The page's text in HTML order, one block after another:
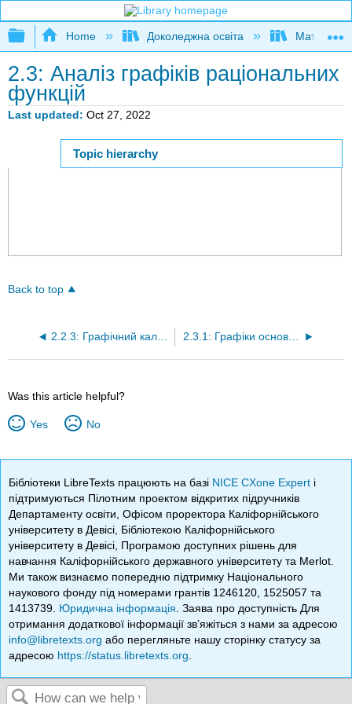
Expand/collapse global hierarchy
Home Доколеджна освіта
2.3: Аналіз графіків раціональних
функцій
Last updated Oct 27, 2022
Page ID
Topic hierarchy
Back to top
2.2.3: Графічний калькулятор для аналізу поліноміальних функцій 2.3.1: Графіки основних раціональних функцій
Was this article helpful?
Yes No
Бібліотеки LibreTexts працюють на базі NICE CXone Expert і
підтримуються Пілотним проектом відкритих підручників
Департаменту освіти, Офісом проректора Каліфорнійського
університету в Девісі, Бібліотекою Каліфорнійського
університету в Девісі, Програмою доступних рішень для
навчання Каліфорнійського державного університету та Merlot.
Ми також визнаємо попередню підтримку Національного
наукового фонду під номерами грантів 1246120, 1525057 та
1413739. Юридична інформація . Заява про доступність Для
отримання додаткової інформації зв’яжіться з нами за адресою
info@libretexts.org або перегляньте нашу сторінку статусу за
адресою https://status.libretexts.org